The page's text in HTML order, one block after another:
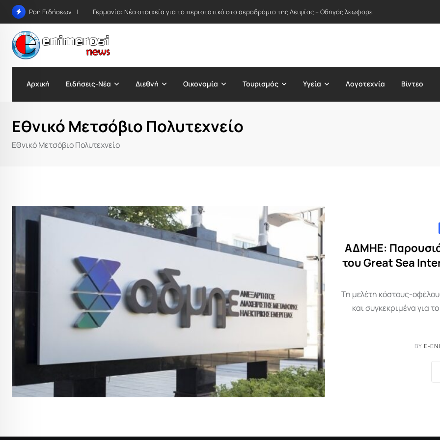
Skip
content
Ροή Ειδήσεων Γερμανία: Νέα στοιχεία για το περιστατικό στο αεροδρόμιο της Λειψίας – Οδηγός λεωφορείου απέτρεψε
Αρχική Ειδήσεις-Νέα Διεθνή Οικονομία Τουρισμός Υγεία Λογοτεχνία Βίντεο
Εθνικό Μετσόβιο Πολυτεχνείο
Εθνικό Μετσόβιο Πολυτεχνείο
ΑΔΜΗΕ:
του Great Sea
Τη μελέτη κόστους-
και συγκεκριμένα για
BY E-